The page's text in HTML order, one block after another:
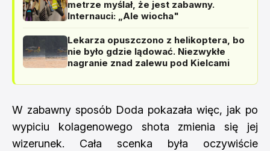
metrze myślał, że jest zabawny.
Internauci: „Ale wiocha"
Lekarza opuszczono z helikoptera, bo
nie było gdzie lądować. Niezwykłe
nagranie znad zalewu pod Kielcami
W zabawny sposób Doda pokazała więc, jak po
wypiciu kolagenowego shota zmienia się jej
wizerunek. Cała scenka była oczywiście